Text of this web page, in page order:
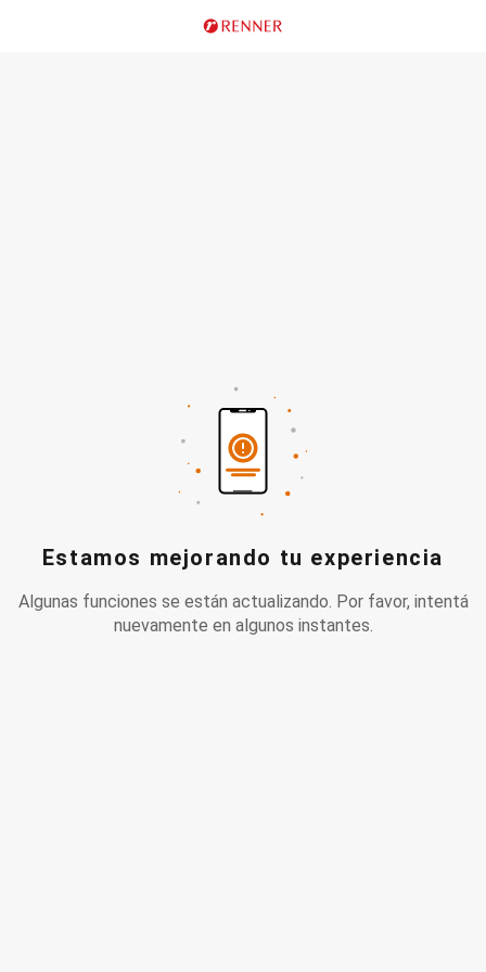
Estamos mejorando tu experiencia
Algunas funciones se están actualizando. Por favor, intentá
nuevamente en algunos instantes.